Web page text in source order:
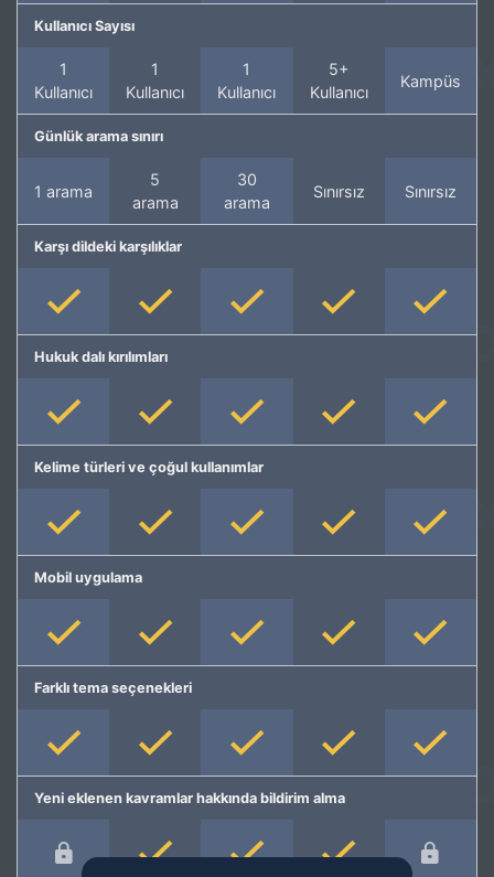
Kullanıcı Sayısı
1
Kullanıcı
1
Kullanıcı
1
Kullanıcı
5+
Kullanıcı
Kampüs
Günlük arama sınırı
1 arama
5
arama
30
arama
Sınırsız Sınırsız
Karşı dildeki karşılıklar
Hukuk dalı kırılımları
Kelime türleri ve çoğul kullanımlar
Mobil uygulama
Farklı tema seçenekleri
Yeni eklenen kavramlar hakkında bildirim alma